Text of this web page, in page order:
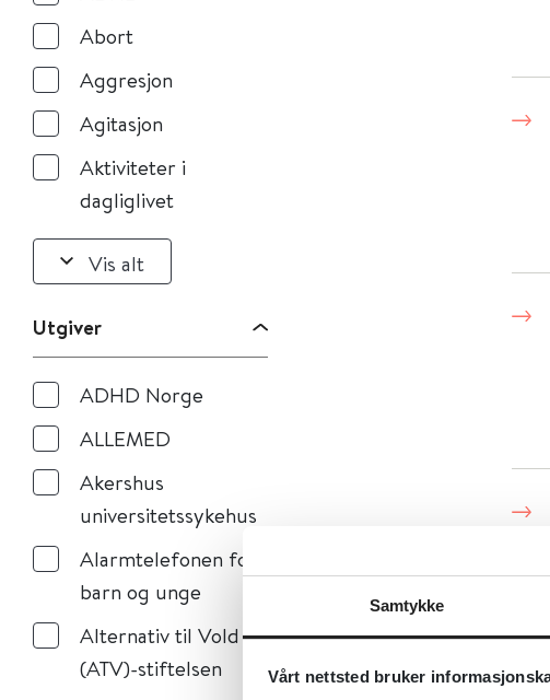
Samtykke
Vårt nettsted bruker
Abort
Aggresjon
Agitasjon
Aktiviteter i
dagliglivet
Vis alt
Utgiver
ADHD Norge
ALLEMED
Akershus
universitetssykehus
Alarmtelefonen for
barn og unge
Alternativ til Vold
(ATV)-stiftelsen